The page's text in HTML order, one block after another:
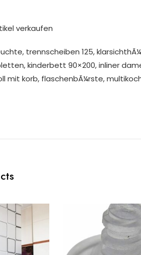
verkaufen
trennscheiben 125,
kinderbett 90×200, inliner
mit korb, flaschenbÃ¼rste,